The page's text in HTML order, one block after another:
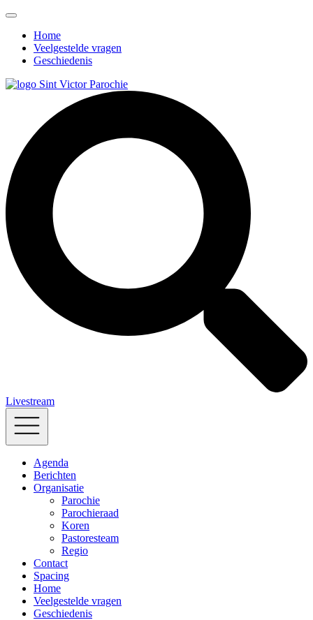
Home
Veelgestelde vragen
Geschiedenis
Livestream
Agenda
Berichten
Organisatie
Parochie
Parochieraad
Koren
Pastoresteam
Regio
Contact
Spacing
Home
Veelgestelde vragen
Geschiedenis